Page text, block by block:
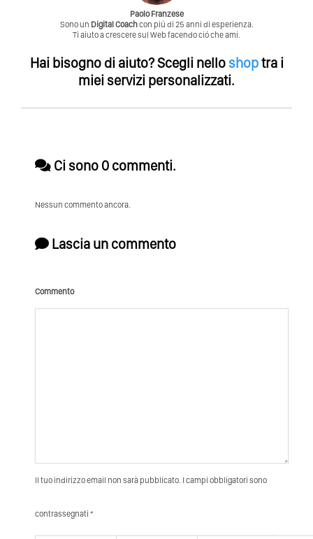
Paolo Franzese
Sono un Digital Coachcon piú di 25 anni di esperienza.
Ti aiuto a crescere sul Web facendo ció che ami.
Hai bisogno di aiuto?Scegli nello shoptra i
miei servizi personalizzati.
Ci sono 0 commenti.
Nessun commento ancora.
Lascia un commento
Commento
Il tuo indirizzo email non sarà pubblicato. I campi obbligatori sono
contrassegnati *